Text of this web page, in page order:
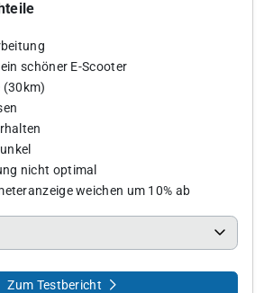
schöner E-Scooter
(30km)
nicht optimal
weichen um 10% ab
Zum Testbericht